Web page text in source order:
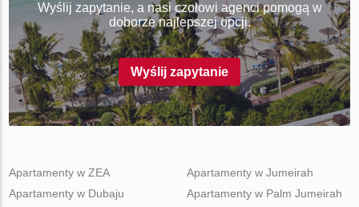
Wyślij zapytanie, a nasi czołowi agenci pomogą w
doborze najlepszej opcji.
Wyślij zapytanie
Apartamenty w ZEA
Apartamenty w Dubaju
Apartamenty w Jumeirah
Apartamenty w Palm Jumeirah